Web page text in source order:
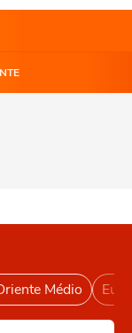
Médio